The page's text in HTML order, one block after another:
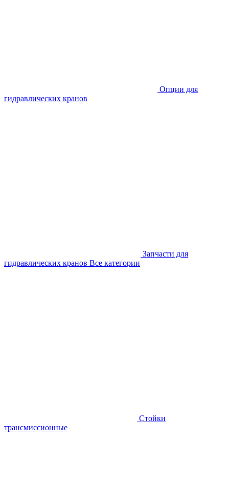
Опции для
гидравлических кранов
Запчасти для
гидравлических кранов Все категории
Стойки
трансмиссионные